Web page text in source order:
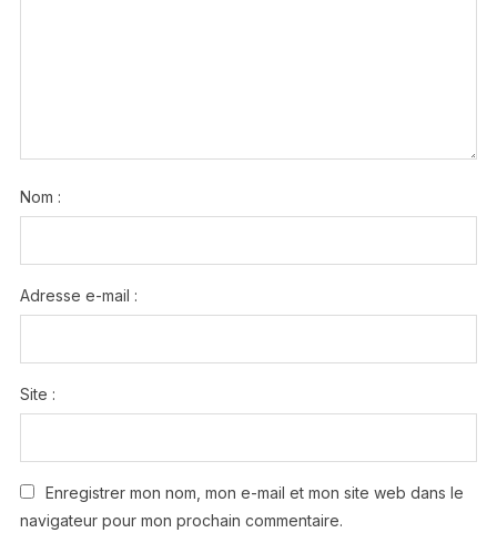
Nom :
Adresse e-mail :
Site :
Enregistrer mon nom, mon e-mail et mon site web dans le
navigateur pour mon prochain commentaire.